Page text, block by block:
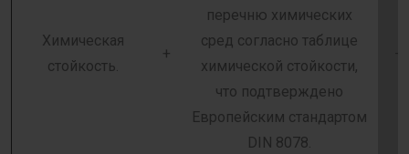
Химическая
стойкость.
+
перечню химических
сред согласно таблице
химической стойкости,
что подтверждено
Европейским стандартом
DIN 8078.